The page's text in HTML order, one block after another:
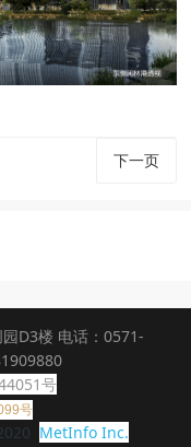
下一页
D3楼 电话：0571-
号
号
MetInfo Inc.